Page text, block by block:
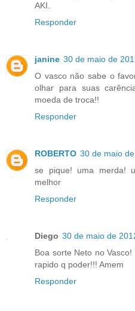
AKI.
Responder
janine 30 de maio de
O vasco não sabe o
olhar para suas
moeda de troca!!
Responder
ROBERTO 30 de maio
se pique! uma merda!
melhor
Responder
Diego 30 de maio de
Boa sorte Neto no
rapido q poder!!! Amem
Responder